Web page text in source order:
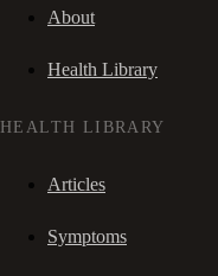
About
Health Library
HEALTH LIBRARY
Articles
Symptoms